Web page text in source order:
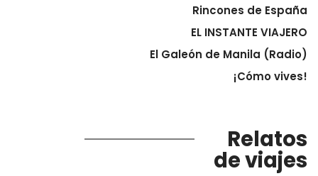
Rincones de España
EL INSTANTE VIAJERO
El Galeón de Manila (Radio)
¡Cómo vives!
Relatos
de viajes